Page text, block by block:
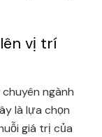
vị trí
ngành
là lựa chọn
giá trị của